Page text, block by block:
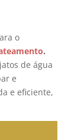
o
.
de água
e
e eficiente,